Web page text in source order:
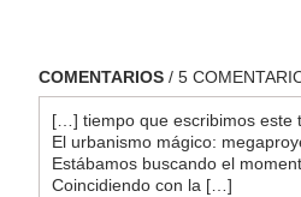
COMENTARIOS / 5
[…] tiempo que escribimos este
El urbanismo mágico:
Estábamos buscando el
Coincidiendo con la […]